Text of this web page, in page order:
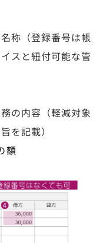
称（登録番号は帳
イスと紐付可能な管
の内容 （軽減対象
を記載）
額